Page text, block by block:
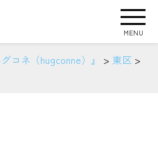
MENU
コネ（hugconne）』 > 東区 >